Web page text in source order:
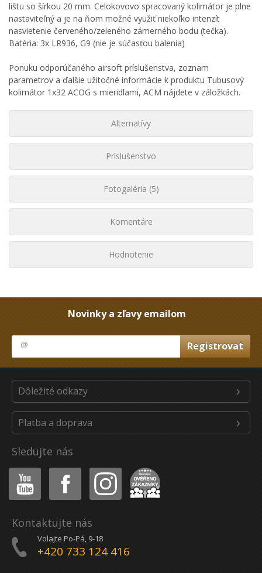
lištu so šírkou 20 mm. Celokovovo spracovaný kolimátor je plne
nastaviteľný a je na ňom možné využiť niekoľko intenzít
nasvietenie červeného/zeleného zámerného bodu (tečka).
Batéria: 3x LR936, G9 (nie je súčasťou balenia)
Ponuku odporúčaného airsoft príslušenstva, zoznam
parametrov a ďalšie užitočné informácie k produktu Tubusový
kolimátor 1x32 ACOG s mieridlami, ACM nájdete v záložkách.
Alternatívy
Príslušenstvo
Fotogaléria (5)
Komentáre
Hodnotenie
Novinky a zľavy emailom
Dôležité odkazy
Platba a doprava
Sledujte nás
Youtube Facebook Instagram Heureka
Kontaktujte nás
Volajte Po-Pá, 9-18
+420 733 124 416